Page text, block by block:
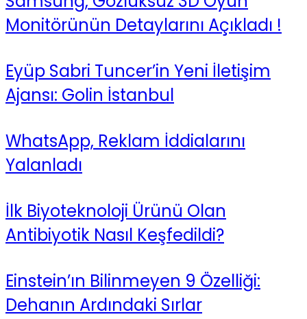
Monitörünün Detaylarını Açıkladı !
Eyüp Sabri Tuncer’in Yeni İletişim
Ajansı: Golin İstanbul
WhatsApp, Reklam İddialarını
Yalanladı
İlk Biyoteknoloji Ürünü Olan
Antibiyotik Nasıl Keşfedildi?
Einstein’ın Bilinmeyen 9 Özelliği:
Dehanın Ardındaki Sırlar